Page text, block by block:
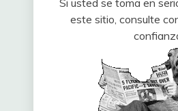
Si usted se toma en
este sitio, consulte